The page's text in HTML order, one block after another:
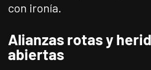
con ironía.
Alianzas rotas y
abiertas